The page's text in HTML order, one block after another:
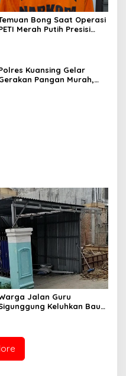
Bong Saat Operasi
Merah Putih Presisi
Kuansing Gelar
Pangan Murah,
Jalan Guru
Keluhkan Bau